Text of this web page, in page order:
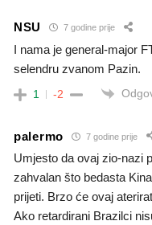
NSU 7 godine prije
I nama je general-major
selendru zvanom Pazin.
1 -2
palermo 7 godine prije
Umjesto da ovaj zio-nazi
zahvalan što bedasta
prijeti. Brzo će ovaj
Ako retardirani Brazilci